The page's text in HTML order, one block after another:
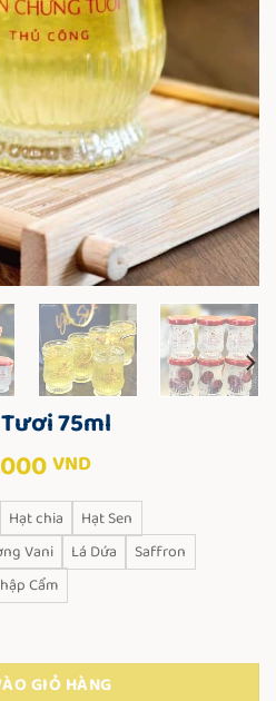
75ml
VNDKhoảng
giá:
từ
125.000 VND
đến
Hạt chia
Hạt Sen
Vani Lá Dứa
Saffron
Cẩm
lượng
GIỎ HÀNG